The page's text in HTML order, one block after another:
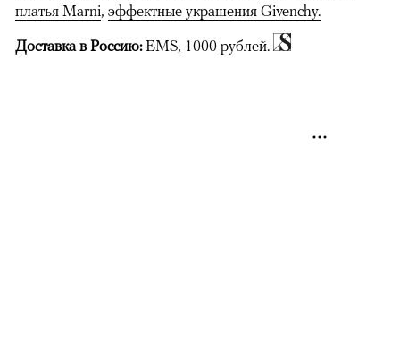
платья Marni, эффектные украшения Givenchy.
Доставка в Россию:EMS, 1000 рублей.